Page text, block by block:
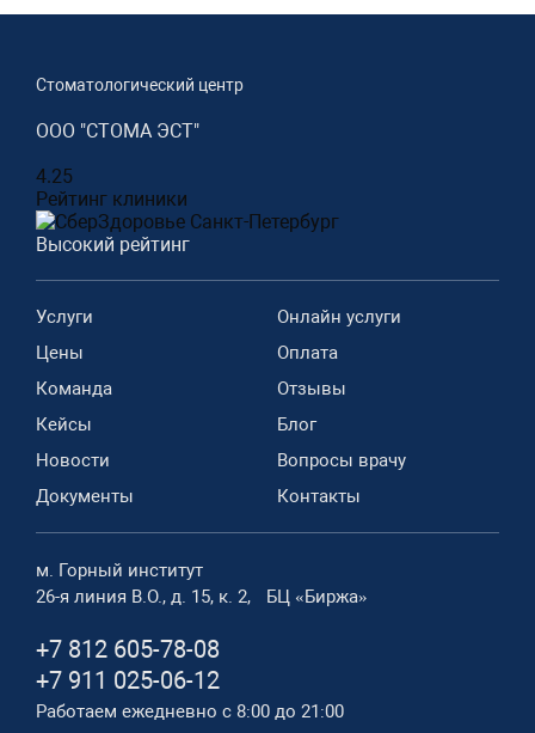
Стоматологический центр
ООО "СТОМА ЭСТ"
4.25
Рейтинг клиники
Высокий рейтинг
Услуги
Онлайн услуги
Цены
Оплата
Команда
Отзывы
Кейсы
Блог
Новости
Вопросы врачу
Документы
Контакты
м. Горный институт
26-я линия В.О., д. 15, к. 2, БЦ «Биржа»
+7 812 605-78-08
+7 911 025-06-12
Работаем ежедневно с 8:00 до 21:00